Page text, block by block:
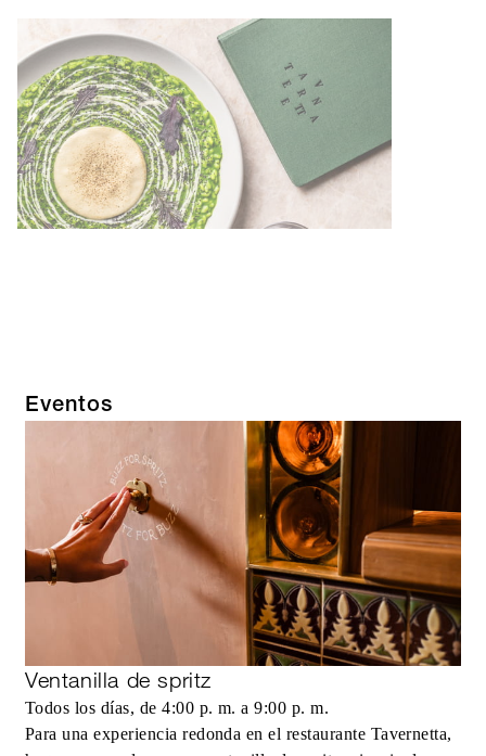
Eventos
Ventanilla de spritz
Todos los días, de 4:00 p. m. a 9:00 p. m.
Para una experiencia redonda en el restaurante Tavernetta,